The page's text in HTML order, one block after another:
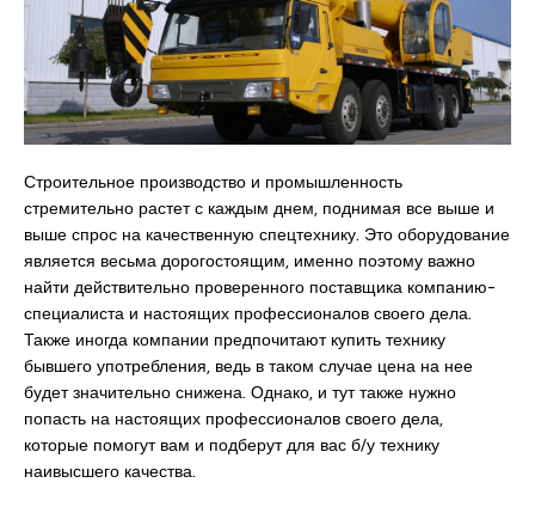
Строительное производство и промышленность
стремительно растет с каждым днем, поднимая все выше и
выше спрос на качественную спецтехнику. Это оборудование
является весьма дорогостоящим, именно поэтому важно
найти действительно проверенного поставщика компанию-
специалиста и настоящих профессионалов своего дела.
Также иногда компании предпочитают купить технику
бывшего употребления, ведь в таком случае цена на нее
будет значительно снижена. Однако, и тут также нужно
попасть на настоящих профессионалов своего дела,
которые помогут вам и подберут для вас б/у технику
наивысшего качества.